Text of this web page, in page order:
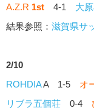
A.Z.R 1st 4-1 大
結果参照： 滋賀県サ
2/10
ROHDIAA 1-5 オ
リブラ五個荘 0-4